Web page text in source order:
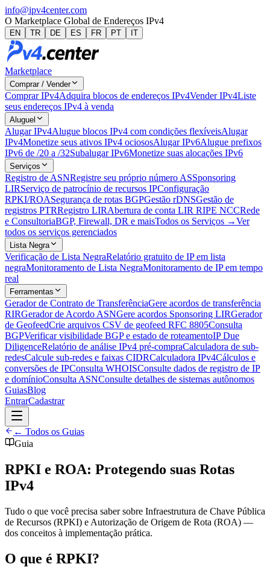
info@ipv4center.com
O Marketplace Global de Endereços IPv4
EN TR DE ES FR PT IT
Marketplace
Comprar / Vender
Comprar IPv4Adquira blocos de endereços IPv4Vender IPv4Liste
seus endereços IPv4 à venda
Aluguel
Alugar IPv4Alugue blocos IPv4 com condições flexíveisAlugar
IPv4Monetize seus ativos IPv4 ociososAlugar IPv6Alugue prefixos
IPv6 de /20 a /32Subalugar IPv6Monetize suas alocações IPv6
Serviços
Registro de ASNRegistre seu próprio número ASSponsoring
LIRServiço de patrocínio de recursos IPConfiguração
RPKI/ROASegurança de rotas BGPGestão rDNSGestão de
registros PTRRegistro LIRAbertura de conta LIR RIPE NCCRede
e ConsultoriaBGP, Firewall, DR e maisTodos os Serviços →Ver
todos os serviços gerenciados
Lista Negra
Verificação de Lista NegraRelatório gratuito de IP em lista
negraMonitoramento de Lista NegraMonitoramento de IP em tempo
real
Ferramentas
Gerador de Contrato de TransferênciaGere acordos de transferência
RIRGerador de Acordo ASNGere acordos Sponsoring LIRGerador
de GeofeedCrie arquivos CSV de geofeed RFC 8805Consulta
BGPVerificar visibilidade BGP e estado de roteamentoIP Due
DiligenceRelatório de análise IPv4 pré-compraCalculadora de sub-
redesCalcule sub-redes e faixas CIDRCalculadora IPv4Cálculos e
conversões de IPConsulta WHOISConsulte dados de registro de IP
e domínioConsulta ASNConsulte detalhes de sistemas autônomos
GuiasBlog
EntrarCadastrar
← Todos os Guias
Guia
RPKI e ROA: Protegendo suas Rotas
IPv4
Tudo o que você precisa saber sobre Infraestrutura de Chave Pública
de Recursos (RPKI) e Autorização de Origem de Rota (ROA) —
dos conceitos à implementação prática.
O que é RPKI?